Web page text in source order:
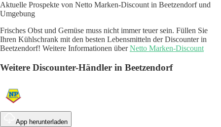
Aktuelle Prospekte von Netto Marken-Discount in Beetzendorf und
Umgebung
Frisches Obst und Gemüse muss nicht immer teuer sein. Füllen Sie
Ihren Kühlschrank mit den besten Lebensmitteln der Discounter in
Beetzendorf! Weitere Informationen überNetto Marken-Discount
Weitere Discounter-Händler in Beetzendorf
App herunterladen